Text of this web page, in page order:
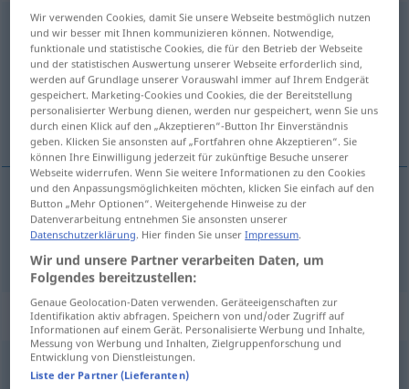
abkaufen
Übersicht aller Übersetzungen
(Für mehr Details die Übersetzung anklicken/antippen)
kaupa
kaupa(jemandem etwaseitthvað af einhverjum
Synonyme für "abkaufen"
(jemandem etwas) abnehmen (fig.)
Wir verwenden Cookies, damit Sie unsere Webseite bestmöglich nutzen
und wir besser mit Ihnen kommunizieren können. Notwendige,
funktionale und statistische Cookies, die für den Betrieb der Webseite
und der statistischen Auswertung unserer Webseite erforderlich sind,
werden auf Grundlage unserer Vorauswahl immer auf Ihrem Endgerät
gespeichert. Marketing-Cookies und Cookies, die der Bereitstellung
personalisierter Werbung dienen, werden nur gespeichert, wenn Sie uns
durch einen Klick auf den „Akzeptieren“-Button Ihr Einverständnis
geben. Klicken Sie ansonsten auf „Fortfahren ohne Akzeptieren“. Sie
können Ihre Einwilligung jederzeit für zukünftige Besuche unserer
Webseite widerrufen. Wenn Sie weitere Informationen zu den Cookies
und den Anpassungsmöglichkeiten möchten, klicken Sie einfach auf den
Button „Mehr Optionen“. Weitergehende Hinweise zu der
Datenverarbeitung entnehmen Sie ansonsten unserer
Datenschutzerklärung. Hier finden Sie unserImpressum.
Wir und unsere Partner verarbeiten Daten, um
Folgendes bereitzustellen:
Genaue Geolocation-Daten verwenden. Geräteeigenschaften zur
Identifikation aktiv abfragen. Speichern von und/oder Zugriff auf
Informationen auf einem Gerät. Personalisierte Werbung und Inhalte,
Messung von Werbung und Inhalten, Zielgruppenforschung und
Entwicklung von Dienstleistungen.
Liste der Partner (Lieferanten)